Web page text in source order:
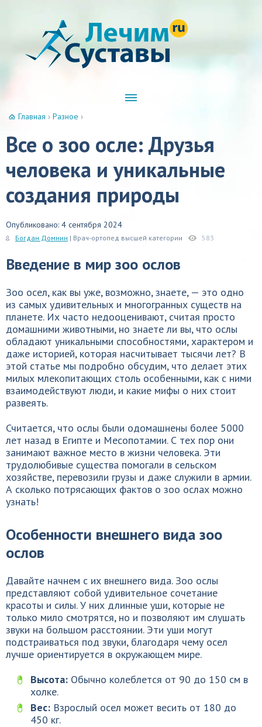
Главная › Разное ›
Все о зоо осле: Друзья
человека и уникальные
создания природы
Опубликовано: 4 сентября 2024
Богдан Домнин | Врач-ортопед высшей категории 583
Введение в мир зоо ослов
Зоо осел, как вы уже, возможно, знаете, — это одно
из самых удивительных и многогранных существ на
планете. Их часто недооценивают, считая просто
домашними животными, но знаете ли вы, что ослы
обладают уникальными способностями, характером и
даже историей, которая насчитывает тысячи лет? В
этой статье мы подробно обсудим, что делает этих
милых млекопитающих столь особенными, как с ними
взаимодействуют люди, и какие мифы о них стоит
развеять.
Считается, что ослы были одомашнены более 5000
лет назад в Египте и Месопотамии. С тех пор они
занимают важное место в жизни человека. Эти
трудолюбивые существа помогали в сельском
хозяйстве, перевозили грузы и даже служили в армии.
А сколько потрясающих фактов о зоо ослах можно
узнать!
Особенности внешнего вида зоо
ослов
Давайте начнем с их внешнего вида. Зоо ослы
представляют собой удивительное сочетание
красоты и силы. У них длинные уши, которые не
только мило смотрятся, но и позволяют им слушать
звуки на большом расстоянии. Эти уши могут
подстраиваться под звуки, благодаря чему осел
лучше ориентируется в окружающем мире.
Высота: Обычно колеблется от 90 до 150 см в
холке.
Вес: Взрослый осел может весить от 180 до
450 кг.